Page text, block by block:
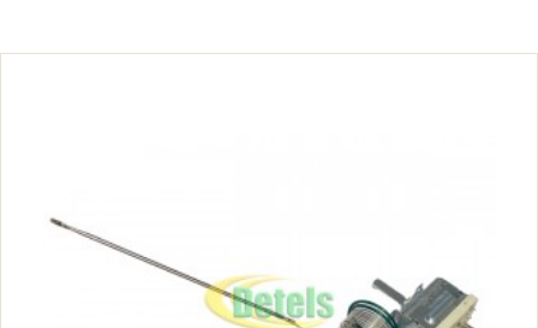
Beko 4700I-B 6643386000